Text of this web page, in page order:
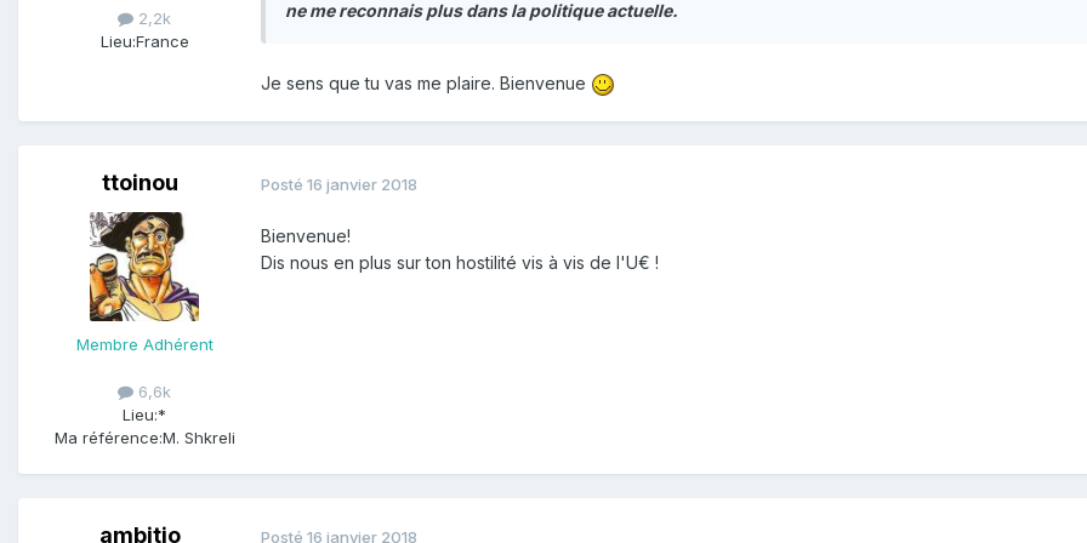
2,2k
Lieu:France
ne me reconnais plus dans la politique actuelle.
Je sens que tu vas me plaire. Bienvenue
ttoinou
Membre Adhérent
6,6k
Lieu:*
Ma référence:M. Shkreli
Posté 16 janvier 2018
Bienvenue!
Dis nous en plus sur ton hostilité vis à vis de l'U€ !
ambitio Posté 16 janvier 2018